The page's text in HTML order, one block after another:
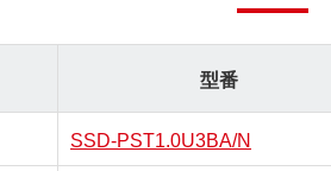
型番
SSD-PST1.0U3BA/N